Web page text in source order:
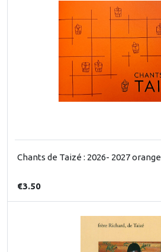
Chants de Taizé : 2026- 2027 orange
€3.50